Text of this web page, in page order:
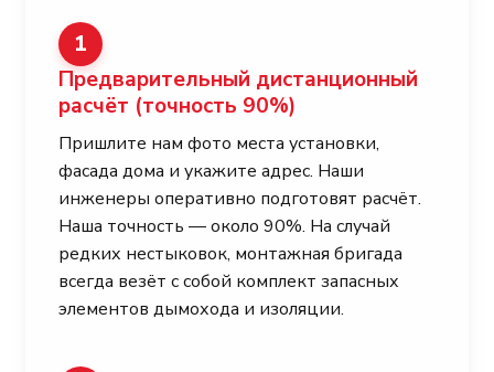
1
Предварительный дистанционный
расчёт (точность 90%)
Пришлите нам фото места установки,
фасада дома и укажите адрес. Наши
инженеры оперативно подготовят расчёт.
Наша точность — около 90%. На случай
редких нестыковок, монтажная бригада
всегда везёт с собой комплект запасных
элементов дымохода и изоляции.